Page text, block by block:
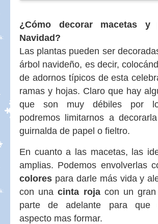
¿Cómo decorar macetas y
Navidad?
Las plantas pueden ser
árbol navideño, es decir,
de adornos típicos de esta
ramas y hojas. Claro que hay
que son muy débiles por
podremos limitarnos a
guirnalda de papel o fieltro.
En cuanto a las macetas, las
amplias. Podemos envolverlas
colores para darle más vida y
con unacinta rojacon un gran
parte de adelante para que
aspecto mas formar.